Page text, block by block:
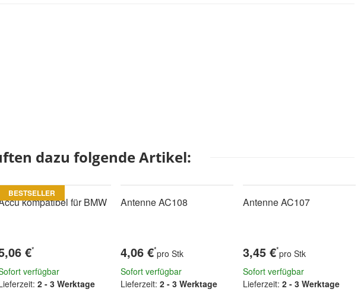
dazu folgende Artikel:
BESTSELLER
kompatibel für BMW
€*
verfügbar
2 - 3 Werktage
Antenne AC108
4,06 €*pro Stk
Sofort verfügbar
Lieferzeit: 2 - 3 Werktage
Antenne AC107
3,45 €*pro Stk
Sofort verfügbar
Lieferzeit: 2 - 3 Werktage